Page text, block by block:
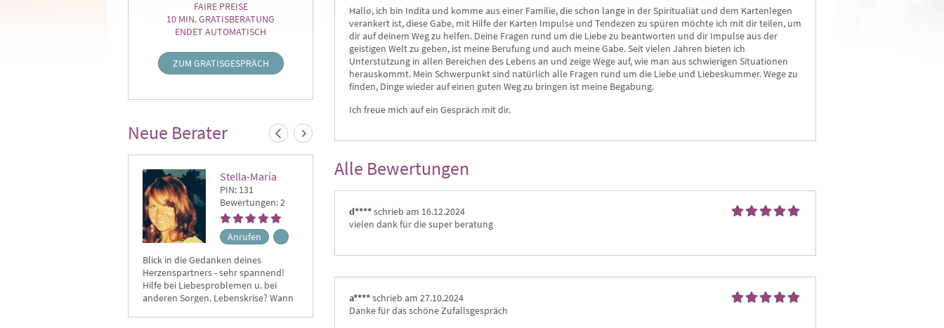
FAIRE PREISE
10 MIN. GRATISBERATUNG
ENDET AUTOMATISCH
ZUM GRATISGESPRÄCH
Neue Berater
Stella-Maria
PIN: 131
Bewertungen: 2
Anrufen
Blick in die Gedanken deines
Herzenspartners - sehr spannend!
Hilfe bei Liebesproblemen u. bei
anderen Sorgen. Lebenskrise? Wann
Lamenua
PIN: 035
Lamenua (Manuela) Hellseherin,
Rundfunk)Ich bin für dich da, ich
helfe dir deine Erfüllung zu finden,
PIN: 006
Empathisch * Authentisch * Ehrlich
PIN: 895
Bewertungen: 36
Ich höre zu und gebe die Antworten Hellfühliges Kartenlegen mit
Hallo, ich bin Indita und komme aus einer Familie, die schon lange in der Spiritualiät und dem Kartenlegen
verankert ist, diese Gabe, mit Hilfe der Karten Impulse und Tendezen zu spüren möchte ich mit dir teilen, um
dir auf deinem Weg zu helfen. Deine Fragen rund um die Liebe zu beantworten und dir Impulse aus der
geistigen Welt zu geben, ist meine Berufung und auch meine Gabe. Seit vielen Jahren bieten ich
Unterstützung in allen Bereichen des Lebens an und zeige Wege auf, wie man aus schwierigen Situationen
herauskommt. Mein Schwerpunkt sind natürlich alle Fragen rund um die Liebe und Liebeskummer. Wege zu
finden, Dinge wieder auf einen guten Weg zu bringen ist meine Begabung.
Ich freue mich auf ein Gespräch mit dir.
Alle Bewertungen
d****schrieb am 16.12.2024
vielen dank für die super beratung
a****schrieb am 27.10.2024
Danke für das schöne Zufallsgespräch